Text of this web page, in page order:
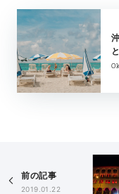
前の記事
2019.01.22